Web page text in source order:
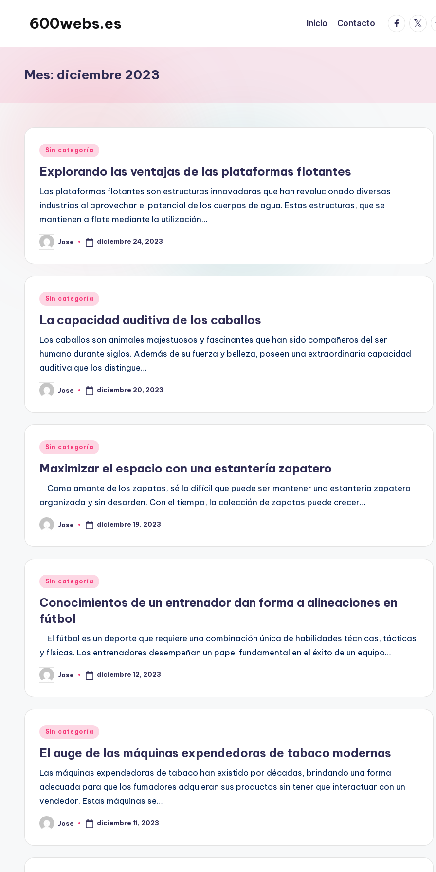
600webs.es Inicio Contacto
Mes: diciembre 2023
Publicado
Sin categoría
Explorando las ventajas de las plataformas flotantes
Las plataformas flotantes son estructuras innovadoras que han revolucionado diversas
industrias al aprovechar el potencial de los cuerpos de agua. Estas estructuras, que se
mantienen a flote mediante la utilización…
Publicado
por
Jose diciembre 24, 2023
Publicado
Sin categoría
La capacidad auditiva de los caballos
Los caballos son animales majestuosos y fascinantes que han sido compañeros del ser
humano durante siglos. Además de su fuerza y ​​belleza, poseen una extraordinaria capacidad
auditiva que los distingue…
Publicado
por
Jose diciembre 20, 2023
Publicado
Sin categoría
Maximizar el espacio con una estantería zapatero
Como amante de los zapatos, sé lo difícil que puede ser mantener una estanteria zapatero
organizada y sin desorden. Con el tiempo, la colección de zapatos puede crecer…
Publicado
por
Jose diciembre 19, 2023
Publicado
Sin categoría
Conocimientos de un entrenador dan forma a alineaciones en
fútbol
El fútbol es un deporte que requiere una combinación única de habilidades técnicas, tácticas
y físicas. Los entrenadores desempeñan un papel fundamental en el éxito de un equipo…
Publicado
por
Jose diciembre 12, 2023
Publicado
Sin categoría
El auge de las máquinas expendedoras de tabaco modernas
Las máquinas expendedoras de tabaco han existido por décadas, brindando una forma
adecuada para que los fumadores adquieran sus productos sin tener que interactuar con un
vendedor. Estas máquinas se…
Publicado
por
Jose diciembre 11, 2023